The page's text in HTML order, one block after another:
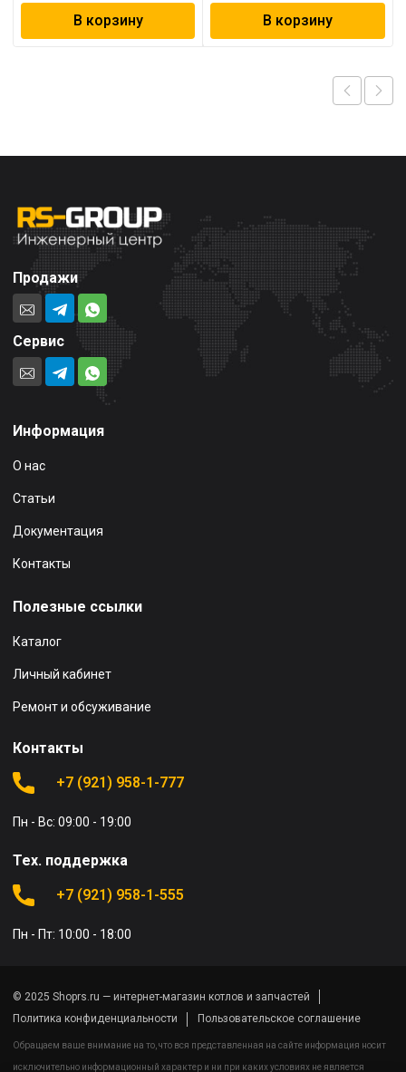
В корзину В корзину
Продажи
Сервис
Информация
О нас
Статьи
Документация
Контакты
Полезные ссылки
Каталог
Личный кабинет
Ремонт и обсуживание
Контакты
+7 (921) 958-1-777
Пн - Вс: 09:00 - 19:00
Тех. поддержка
+7 (921) 958-1-555
Пн - Пт: 10:00 - 18:00
© 2025 Shoprs.ru — интернет-магазин котлов и запчастей
Политика конфиденциальности
Пользовательское соглашение
Обращаем ваше внимание на то, что вся представленная на сайте информация носит
исключительно информационный характер и ни при каких условиях не является